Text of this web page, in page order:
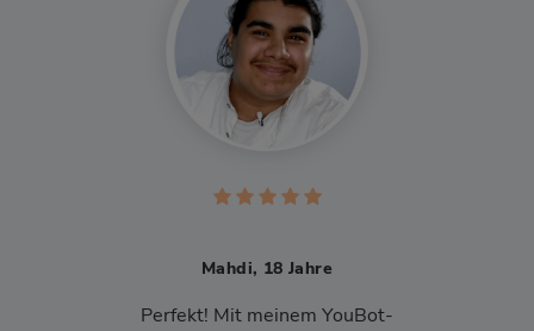
Mahdi, 18 Jahre
Perfekt! Mit meinem YouBot-